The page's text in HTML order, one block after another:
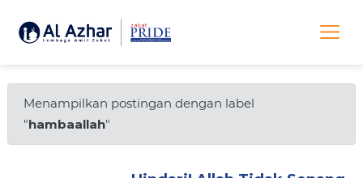
Menampilkan postingan dengan label
"hambaallah"